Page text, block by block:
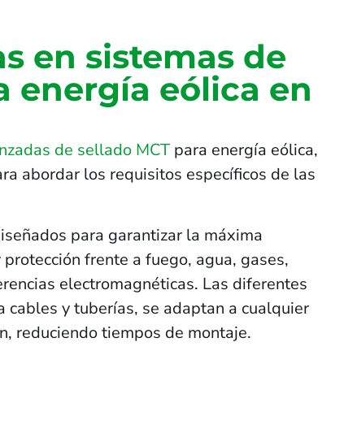
en sistemas de
energía eólica en
de sellado MCT para energía eólica,
abordar los requisitos específicos de las
para garantizar la máxima
frente a fuego, agua, gases,
electromagnéticas. Las diferentes
cables y tuberías, se adaptan a cualquier
reduciendo tiempos de montaje.